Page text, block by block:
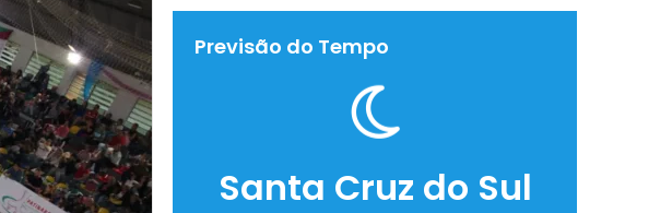
Previsão do Tempo
Santa Cruz do Sul